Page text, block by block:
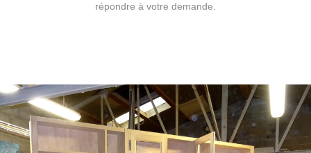
répondre à votre demande.